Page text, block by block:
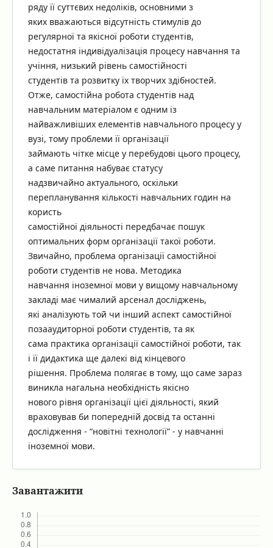
ряду її суттєвих недоліків, основними з
яких вважаються відсутність стимулів до
регулярної та якісної роботи студентів,
недостатня індивідуалізація процесу навчання та
учіння, низький рівень самостійності
студентів та розвитку їх творчих здібностей.
Отже, самостійна робота студентів над
навчальним матеріалом є одним із
найважливіших елементів навчального процесу у
вузі, тому проблеми її організації
займають чітке місце у перебудові цього процесу,
а саме питання набуває статусу
надзвичайно актуального, оскільки
перепланування кількості навчальних годин на
користь
самостійної діяльності передбачає пошук
оптимальних форм організації такої роботи.
Звичайно, проблема організації самостійної
роботи студентів не нова. Методика
навчання іноземної мови у вищому навчальному
закладі має чималий арсенал досліджень,
які аналізують той чи інший аспект самостійної
позааудиторної роботи студентів, та як
сама практика організації самостійної роботи, так
і її дидактика ще далекі від кінцевого
рішення. Проблема полягає в тому, що саме зараз
виникла нагальна необхідність якісно
нового рівня організації цієї діяльності, який
враховував би попередній досвід та останні
дослідження - “новітні технології” - у навчанні
іноземної мови.
Завантажити